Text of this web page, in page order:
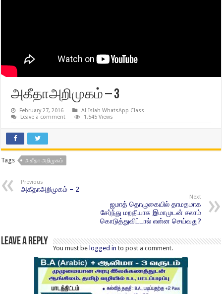
அகீதாஅறிமுகம் – 3
February 27, 2016
Al-Islah WhatsApp Class
Leave a comment
1,545 Views
Tags அகீதா அறிமுகம்
Previous
அகீதாஅறிமுகம் – 2
Next
ஜமாத் தொழுகையில் தாமதமாக
சேர்ந்து மறதியாக இமாமுடன் சலாம்
கொடுத்துவிட்டால் என்ன செய்வது?
Leave a Reply
You must be logged in to post a comment.